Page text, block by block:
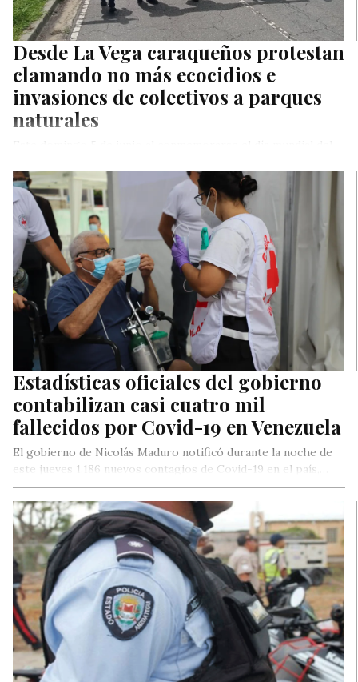
Desde La Vega caraqueños protestan
clamando no más ecocidios e
invasiones de colectivos a parques
naturales
ambiente líderes vecinales y activistas ecológicos marcharon
frente al…
Estadísticas oficiales del gobierno
contabilizan casi cuatro mil
fallecidos por Covid-19 en Venezuela
El gobierno de Nicolás Maduro notificó durante la noche de
este jueves 1.186 nuevos contagios de Covid-19 en el país,…